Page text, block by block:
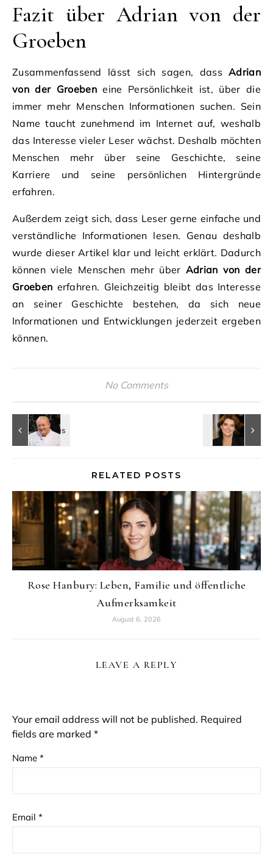
Fazit über Adrian von der
Groeben
Zusammenfassend lässt sich sagen, dassAdrian
von der Groebeneine Persönlichkeit ist, über die
immer mehr Menschen Informationen suchen. Sein
Name taucht zunehmend im Internet auf, weshalb
das Interesse vieler Leser wächst. Deshalb möchten
Menschen mehr über seine Geschichte, seine
Karriere und seine persönlichen Hintergründe
erfahren.
Außerdem zeigt sich, dass Leser gerne einfache und
verständliche Informationen lesen. Genau deshalb
wurde dieser Artikel klar und leicht erklärt. Dadurch
können viele Menschen mehr über Adrian von der
Groeben erfahren. Gleichzeitig bleibt das Interesse
an seiner Geschichte bestehen, da sich neue
Informationen und Entwicklungen jederzeit ergeben
können.
No Comments
RELATED POSTS
Rose Hanbury: Leben, Familie und öffentliche
Aufmerksamkeit
August 6, 2026
LEAVE A REPLY
Your email address will not be published. Required
fields are marked *
Name *
Email *